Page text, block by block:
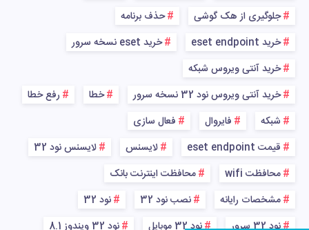
جلوگیری از هک گوشی
حذف برنامه
خرید eset endpoint
خرید eset نسخه سرور
خرید آنتی ویروس شبکه
خرید آنتی ویروس نود 32 نسخه سرور
خطا
رفع خطا
شبکه
فایروال
فعال سازی
قیمت eset endpoint
لایسنس
لایسنس نود 32
محافظت wifi
محافظت اینترنت بانک
مشخصات رایانه
نصب نود 32
نود 32
نود 32 سرور
نود 32 موبایل نود 32 ویندوز 8.1